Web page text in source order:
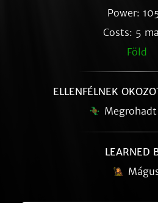
Power:
Costs: 5
Föld
ELLENFÉLNEK
LEARNED